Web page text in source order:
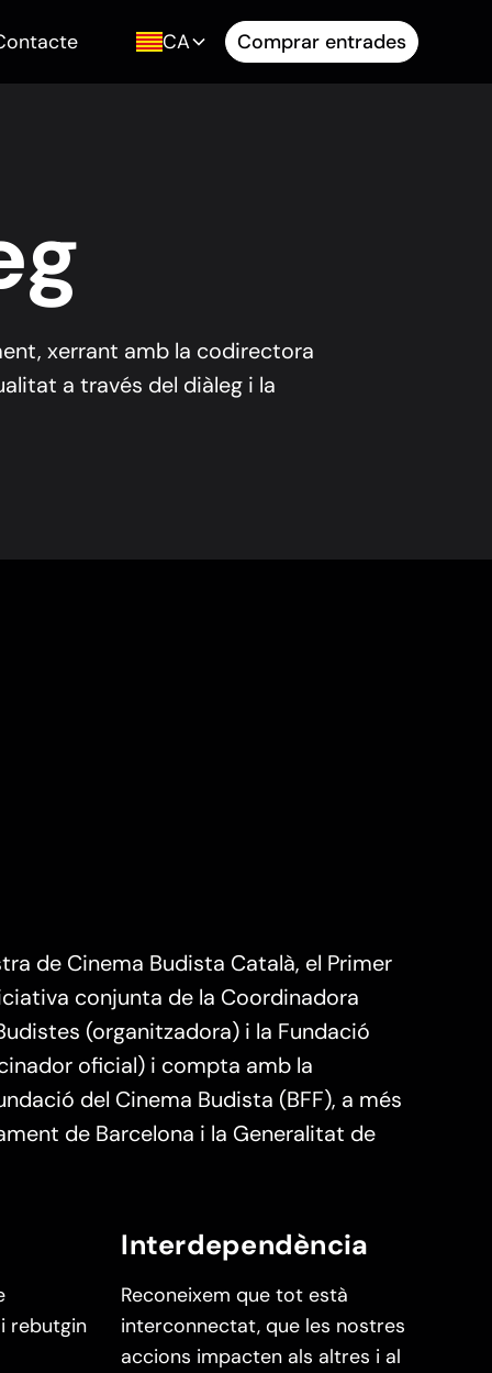
CA Comprar entrades
xerrant amb la codirectora
a través del diàleg i la
de Cinema Budista Català, el Primer
conjunta de la Coordinadora
(organitzadora) i la Fundació
oficial) i compta amb la
del Cinema Budista (BFF), a més
de Barcelona i la Generalitat de
rebutgin
Interdependència
Reconeixem que tot està
interconnectat, que les nostres
accions impacten als altres i al